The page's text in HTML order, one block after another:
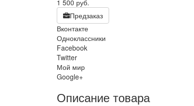
1 500 руб.
Предзаказ
Вконтакте
Одноклассники
Facebook
Twitter
Мой мир
Google+
Описание товара